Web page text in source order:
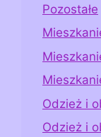
Pozostałe
Odzież i
Odzież i